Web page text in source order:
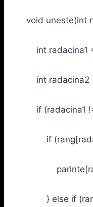
void uneste(int
int radacina1 =
int radacina2 =
if (radacina1 !=
if
} else if